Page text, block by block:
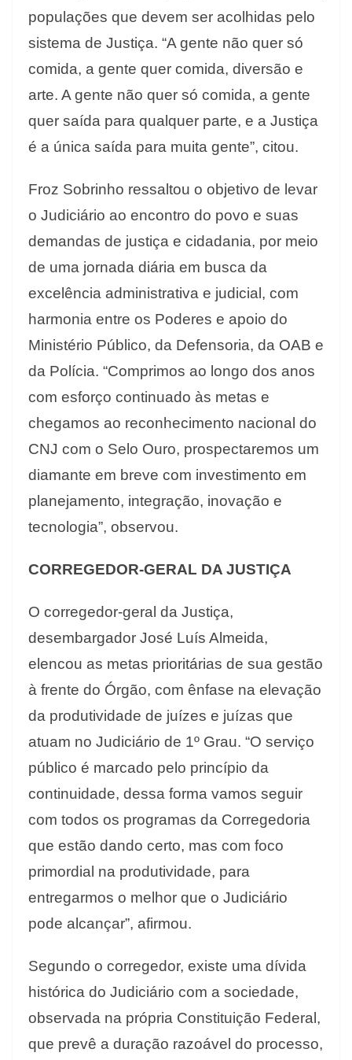
populações que devem ser acolhidas pelo
sistema de Justiça. “A gente não quer só
comida, a gente quer comida, diversão e
arte. A gente não quer só comida, a gente
quer saída para qualquer parte, e a Justiça
é a única saída para muita gente”, citou.
Froz Sobrinho ressaltou o objetivo de levar
o Judiciário ao encontro do povo e suas
demandas de justiça e cidadania, por meio
de uma jornada diária em busca da
excelência administrativa e judicial, com
harmonia entre os Poderes e apoio do
Ministério Público, da Defensoria, da OAB e
da Polícia. “Comprimos ao longo dos anos
com esforço continuado às metas e
chegamos ao reconhecimento nacional do
CNJ com o Selo Ouro, prospectaremos um
diamante em breve com investimento em
planejamento, integração, inovação e
tecnologia”, observou.
CORREGEDOR-GERAL DA JUSTIÇA
O corregedor-geral da Justiça,
desembargador José Luís Almeida,
elencou as metas prioritárias de sua gestão
à frente do Órgão, com ênfase na elevação
da produtividade de juízes e juízas que
atuam no Judiciário de 1º Grau. “O serviço
público é marcado pelo princípio da
continuidade, dessa forma vamos seguir
com todos os programas da Corregedoria
que estão dando certo, mas com foco
primordial na produtividade, para
entregarmos o melhor que o Judiciário
pode alcançar”, afirmou.
Segundo o corregedor, existe uma dívida
histórica do Judiciário com a sociedade,
observada na própria Constituição Federal,
que prevê a duração razoável do processo,